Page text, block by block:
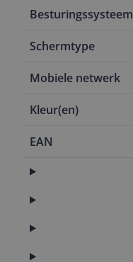
Besturingssysteem
Schermtype
Mobiele netwerk
Kleur(en)
EAN